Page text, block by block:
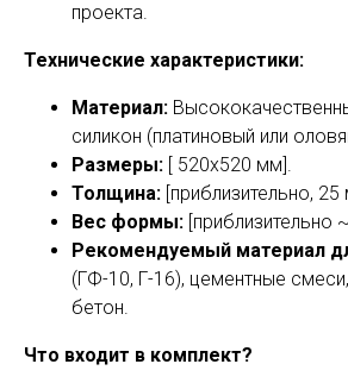
проекта.
Технические характеристики:
Материал:
силикон (платиновый или
Размеры: [ 520x520 мм].
Толщина: [приблизительно,
Вес формы: [приблизительно
Рекомендуемый материал
(ГФ-10, Г-16), цементные
бетон.
Что входит в комплект?